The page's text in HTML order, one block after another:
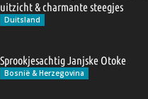
uitzicht & charmante steegjes
Duitsland
Sprookjesachtig Janjske Otoke
Bosnië & Herzegovina